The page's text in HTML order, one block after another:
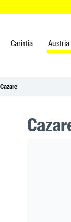
Carintia Austria
Cazare